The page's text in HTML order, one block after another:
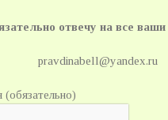
отвечу на все
pravdinabell@yandex.ru